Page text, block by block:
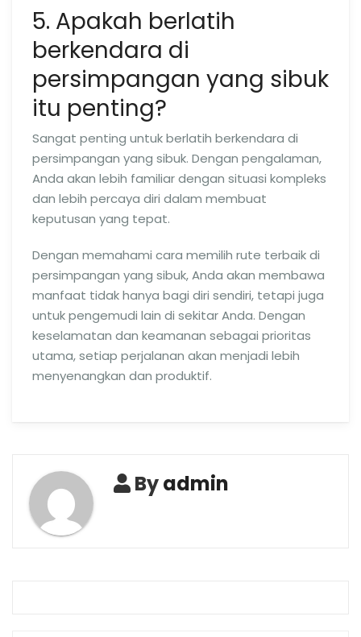
5. Apakah berlatih
berkendara di
persimpangan yang sibuk
itu penting?
Sangat penting untuk berlatih berkendara di
persimpangan yang sibuk. Dengan pengalaman,
Anda akan lebih familiar dengan situasi kompleks
dan lebih percaya diri dalam membuat
keputusan yang tepat.
Dengan memahami cara memilih rute terbaik di
persimpangan yang sibuk, Anda akan membawa
manfaat tidak hanya bagi diri sendiri, tetapi juga
untuk pengemudi lain di sekitar Anda. Dengan
keselamatan dan keamanan sebagai prioritas
utama, setiap perjalanan akan menjadi lebih
menyenangkan dan produktif.
Byadmin